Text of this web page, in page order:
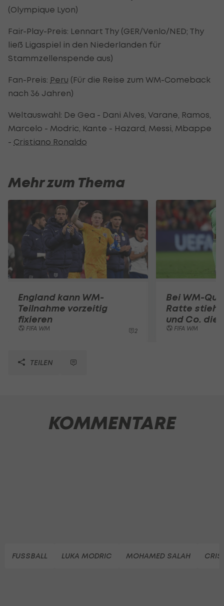
(Olympique Lyon)
Fair-Play-Preis: Lennart Thy (GER/Venlo/NED; Thy
ließ Ligaspiel in den Niederlanden für
Stammzellenspende aus)
Fan-Preis: Peru (Für die Reise zum WM-Comeback
nach 36 Jahren)
Weltauswahl: De Gea - Dani Alves, Varane, Ramos,
Marcelo - Modric, Kante - Hazard, Messi, Mbappe
- Cristiano Ronaldo
Mehr zum Thema
England kann WM-
Teilnahme vorzeitig
fixieren
FIFA WM 2
Bei WM-
Ratte
und Co. die
FIFA WM
TEILEN
KOMMENTARE
FUSSBALL LUKA MODRIC MOHAMED SALAH